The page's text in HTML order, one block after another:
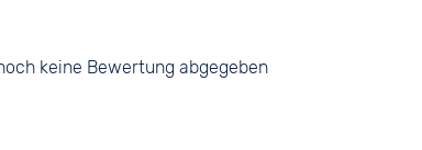
keine Bewertung abgegeben